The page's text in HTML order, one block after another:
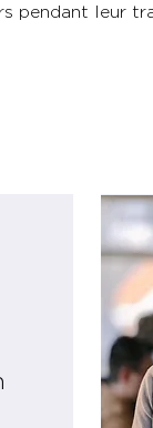
pendant leur